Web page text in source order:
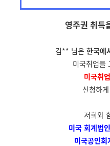
영주권 취득
김** 님은 한국에
미국취업을
미국취
신청하
저희와
미국 회계법
미국공인